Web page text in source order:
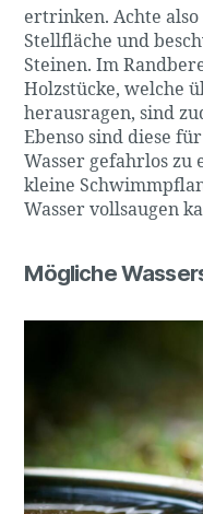
ertrinken. Achte
Stellfläche und
Steinen. Im
Holzstücke, welche
herausragen, sind
Ebenso sind diese
Wasser gefahrlos zu
kleine
Wasser vollsaugen
Mögliche